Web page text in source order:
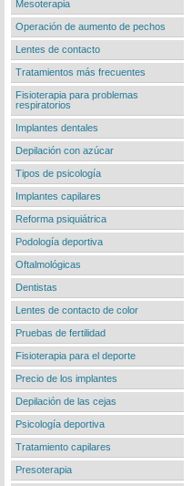
Mesoterapia
Operación de aumento de pechos
Lentes de contacto
Tratamientos más frecuentes
Fisioterapia para problemas
respiratorios
Implantes dentales
Depilación con azúcar
Tipos de psicología
Implantes capilares
Reforma psiquiátrica
Podología deportiva
Oftalmológicas
Dentistas
Lentes de contacto de color
Pruebas de fertilidad
Fisioterapia para el deporte
Precio de los implantes
Depilación de las cejas
Psicología deportiva
Tratamiento capilares
Presoterapia